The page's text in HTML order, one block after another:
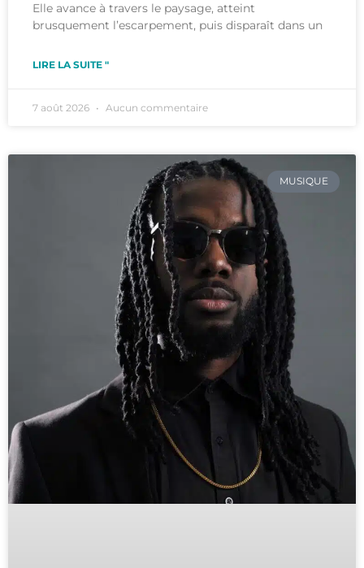
Elle avance à travers le paysage, atteint
brusquement l’escarpement, puis disparaît dans un
LIRE LA SUITE "
7 août 2026 Aucun commentaire
MUSIQUE